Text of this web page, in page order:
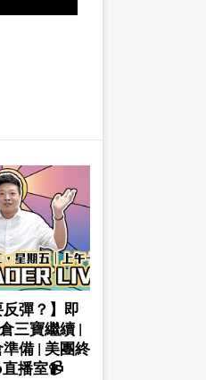
反彈？】即
三寶繼續 |
備 | 美團終
播室📹